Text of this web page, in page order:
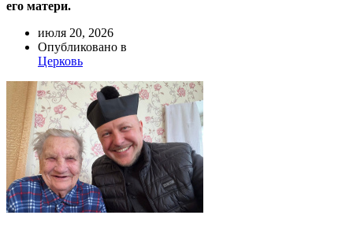
его матери.
июля 20, 2026
Опубликовано в
Церковь